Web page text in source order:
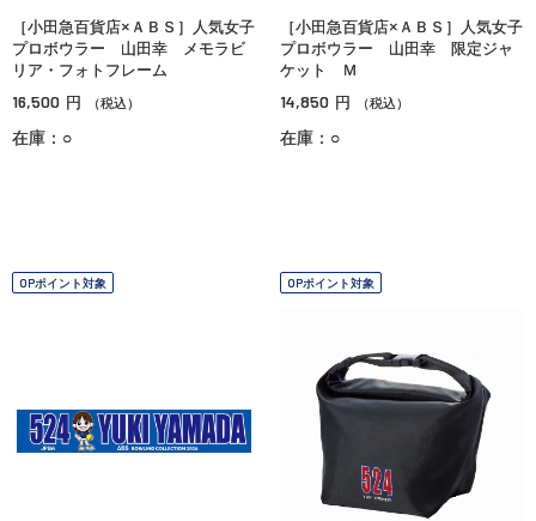
［小田急百貨店×ＡＢＳ］人気女子
プロボウラー 山田幸 メモラビ
リア・フォトフレーム
16,500 円 （税込）
在庫：○
［小田急百貨店×ＡＢＳ］人気女子
プロボウラー 山田幸 限定ジャ
ケット Ｍ
14,850 円 （税込）
在庫：○
OPポイント対象 OPポイント対象